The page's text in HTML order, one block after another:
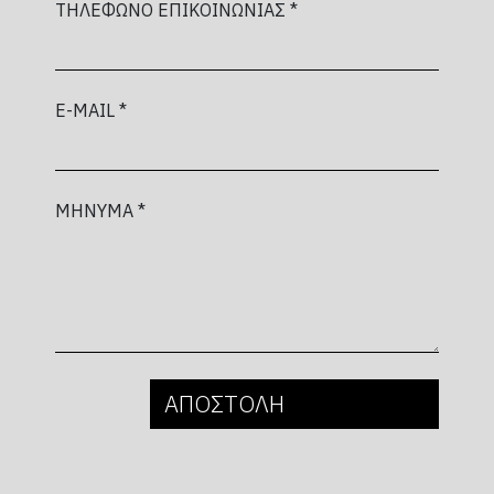
ΤΗΛΕΦΩΝΟ ΕΠΙΚΟΙΝΩΝΙΑΣ *
E-MAIL *
ΜΗΝΥΜΑ *